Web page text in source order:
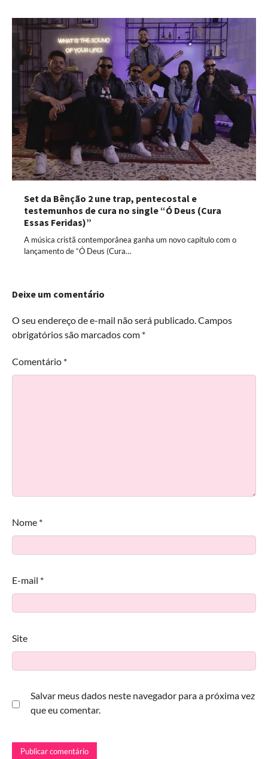
Set da Bênção 2 une trap, pentecostal e
testemunhos de cura no single “Ó Deus (Cura
Essas Feridas)”
A música cristã contemporânea ganha um novo capítulo com o
lançamento de “Ó Deus (Cura…
Deixe um comentário
O seu endereço de e-mail não será publicado.Campos
obrigatórios são marcados com *
Comentário *
Nome *
E-mail *
Site
Salvar meus dados neste navegador para a próxima vez
que eu comentar.